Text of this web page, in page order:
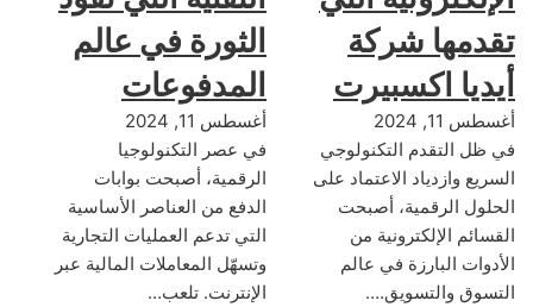
تقدمها شركة
أيديا اكسبيرت
أغسطس 11, 2024
في ظل التقدم التكنولوجي
السريع وازدياد الاعتماد على
الحلول الرقمية، أصبحت
القسائم الإلكترونية من
الأدوات البارزة في عالم
التسوق والتسويق.…
الثورة في عالم
المدفوعات
أغسطس 11, 2024
في عصر التكنولوجيا
الرقمية، أصبحت بوابات
الدفع من العناصر الأساسية
التي تدعم العمليات التجارية
وتسهّل المعاملات المالية عبر
الإنترنت. تلعب…